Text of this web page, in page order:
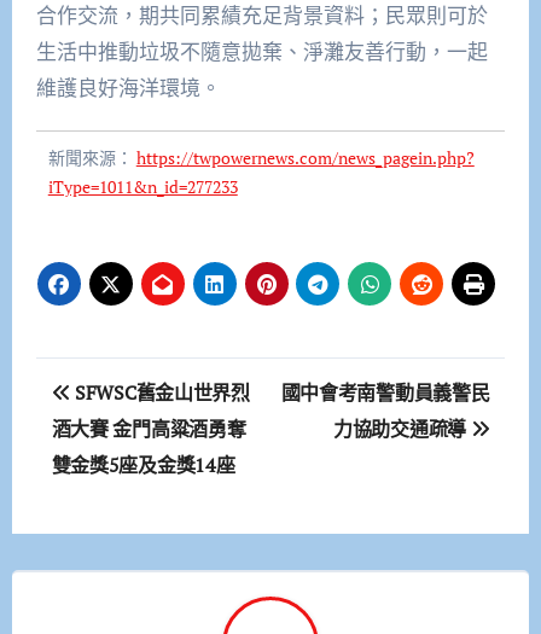
合作交流，期共同累績充足背景資料；民眾則可於
生活中推動垃圾不隨意拋棄、淨灘友善行動，一起
維護良好海洋環境。
新聞來源： https://twpowernews.com/news_pagein.php?
iType=1011&n_id=277233
文
章
導
覽
SFWSC舊金山世界烈
酒大賽 金門高粱酒勇奪
雙金獎5座及金獎14座
國中會考南警動員義警民
力協助交通疏導